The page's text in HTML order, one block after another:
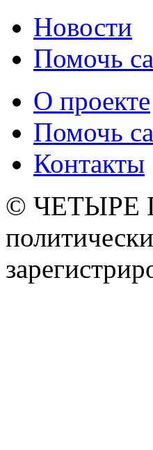
Новости
Помочь
О проекте
Помочь
Контакты
© ЧЕТЫРЕ